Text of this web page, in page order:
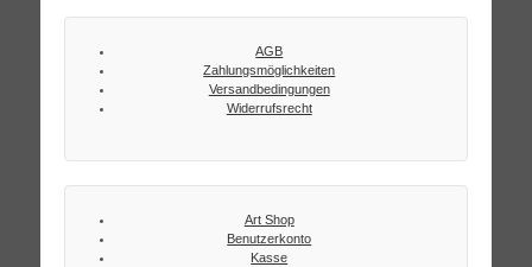
AGB
Zahlungsmöglichkeiten
Versandbedingungen
Widerrufsrecht
Art Shop
Benutzerkonto
Kasse